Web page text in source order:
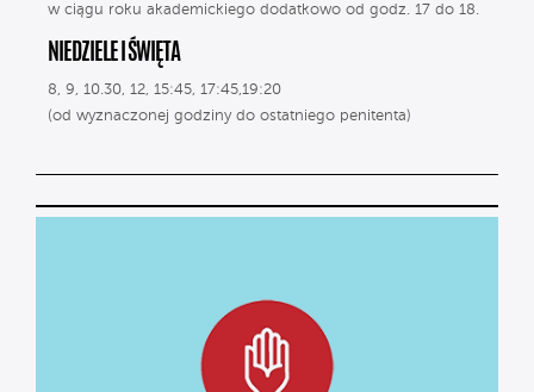
w ciągu roku akademickiego dodatkowo od godz. 17 do 18.
NIEDZIELE I ŚWIĘTA
8, 9, 10.30, 12, 15:45, 17:45,19:20
(od wyznaczonej godziny do ostatniego penitenta)